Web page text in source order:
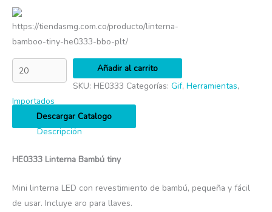
https://tiendasmg.com.co/producto/linterna-
bamboo-tiny-he0333-bbo-plt/
Añadir al carrito
SKU: HE0333 Categorías: Gif, Herramientas,
Importados
Descargar Catalogo
Descripción
HE0333 Linterna Bambú tiny
Mini linterna LED con revestimiento de bambú, pequeña y fácil
de usar. Incluye aro para llaves.